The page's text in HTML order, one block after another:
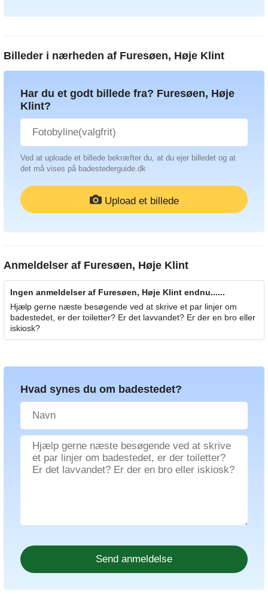
Billeder i nærheden af Furesøen, Høje Klint
Har du et godt billede fra? Furesøen, Høje
Klint?
Ved at uploade et billede bekræfter du, at du ejer billedet og at
det må vises på badestederguide.dk
Upload et billede
Anmeldelser af Furesøen, Høje Klint
Ingen anmeldelser af Furesøen, Høje Klint endnu......
Hjælp gerne næste besøgende ved at skrive et par linjer om
badestedet, er der toiletter? Er det lavvandet? Er der en bro eller
iskiosk?
Hvad synes du om badestedet?